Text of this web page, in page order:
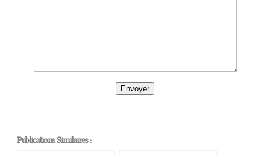
Publications Similaires :